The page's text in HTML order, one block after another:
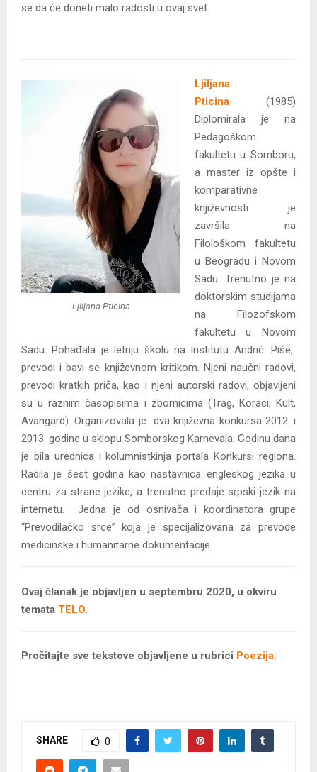
se da će doneti malo radosti u ovaj svet.
Ljiljana Pticina
Ljiljana
Pticina
(1985)
Diplomirala je na
Pedagoškom
fakultetu u Somboru,
a master iz opšte i
komparativne
književnosti je
završila na
Filološkom fakultetu
u Beogradu i Novom
Sadu. Trenutno je na
doktorskim studijama
na Filozofskom
fakultetu u Novom
Sadu. Pohađala je letnju školu na Institutu Andrić. Piše,
prevodi i bavi se književnom kritikom. Njeni naučni radovi,
prevodi kratkih priča, kao i njeni autorski radovi, objavljeni
su u raznim časopisima i zbornicima (Trag, Koraci, Kult,
Avangard). Organizovala je dva književna konkursa 2012. i
2013. godine u sklopu Somborskog Karnevala. Godinu dana
je bila urednica i kolumnistkinja portala Konkursi regiona.
Radila je šest godina kao nastavnica engleskog jezika u
centru za strane jezike, a trenutno predaje srpski jezik na
internetu. Jedna je od osnivača i koordinatora grupe
“Prevodilačko srce” koja je specijalizovana za prevode
medicinske i humanitarne dokumentacije.
Ovaj članak je objavljen u septembru 2020, u okviru
temata TELO.
Pročitajte sve tekstove objavljene u rubrici Poezija.
SHARE 0